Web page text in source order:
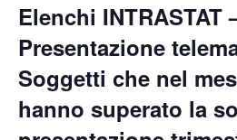
Elenchi INTRASTAT
Presentazione
Soggetti che nel
hanno superato la